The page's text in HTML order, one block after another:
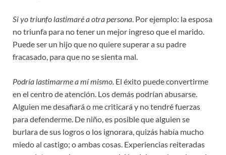
Si yo triunfo lastimaré a otra persona. Por ejemplo: la esposa
no triunfa para no tener un mejor ingreso que el marido.
Puede ser un hijo que no quiere superar a su padre
fracasado, para que no se sienta mal.
Podría lastimarme a mí mismo. El éxito puede convertirme
en el centro de atención. Los demás podrían abusarse.
Alguien me desafiará o me criticará y no tendré fuerzas
para defenderme. De niño, es posible que alguien se
burlara de sus logros o los ignorara, quizás había mucho
miedo al castigo; o ambas cosas. Experiencias reiteradas